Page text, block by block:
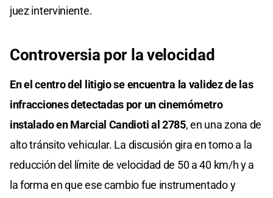
juez interviniente.
Controversia por la velocidad
En el centro del litigio se encuentra la validez de las
infracciones detectadas por un cinemómetro
instalado en Marcial Candioti al 2785, en una zona de
alto tránsito vehicular. La discusión gira en torno a la
reducción del límite de velocidad de 50 a 40 km/h y a
la forma en que ese cambio fue instrumentado y